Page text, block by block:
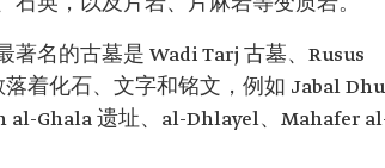
名的古墓是 Wadi Tarj 古墓、Rusus
着化石、文字和铭文，例如 Jabal Dhu
al-Ghala 遗址、al-Dhlayel、Mahafer